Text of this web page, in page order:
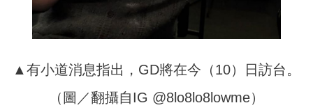
▲有小道消息指出，GD將在今（10）日訪台。
（圖／翻攝自IG @8lo8lo8lowme）